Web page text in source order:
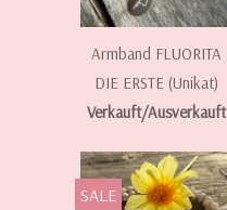
Armband FLUORITA
DIE ERSTE (Unikat)
Verkauft/Ausverkauft
SALE